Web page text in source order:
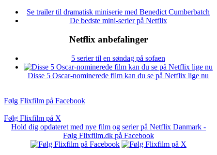
Se trailer til dramatisk miniserie med Benedict Cumberbatch
De bedste mini-serier på Netflix
Netflix anbefalinger
5 serier til en søndag på sofaen
Disse 5 Oscar-nominerede film kan du se på Netflix lige nu
Følg Flixfilm på Facebook
Følg Flixfilm på X
Hold dig opdateret med nye film og serier på Netflix Danmark -
Følg Flixfilm.dk på Facebook